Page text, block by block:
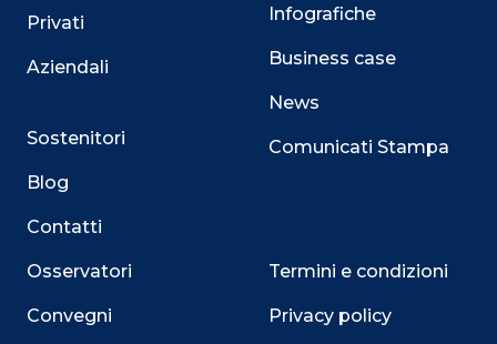
Privati
Aziendali
Sostenitori
Blog
Contatti
Osservatori
Convegni
Infografiche
Business case
News
Comunicati Stampa
Termini e condizioni
Privacy policy